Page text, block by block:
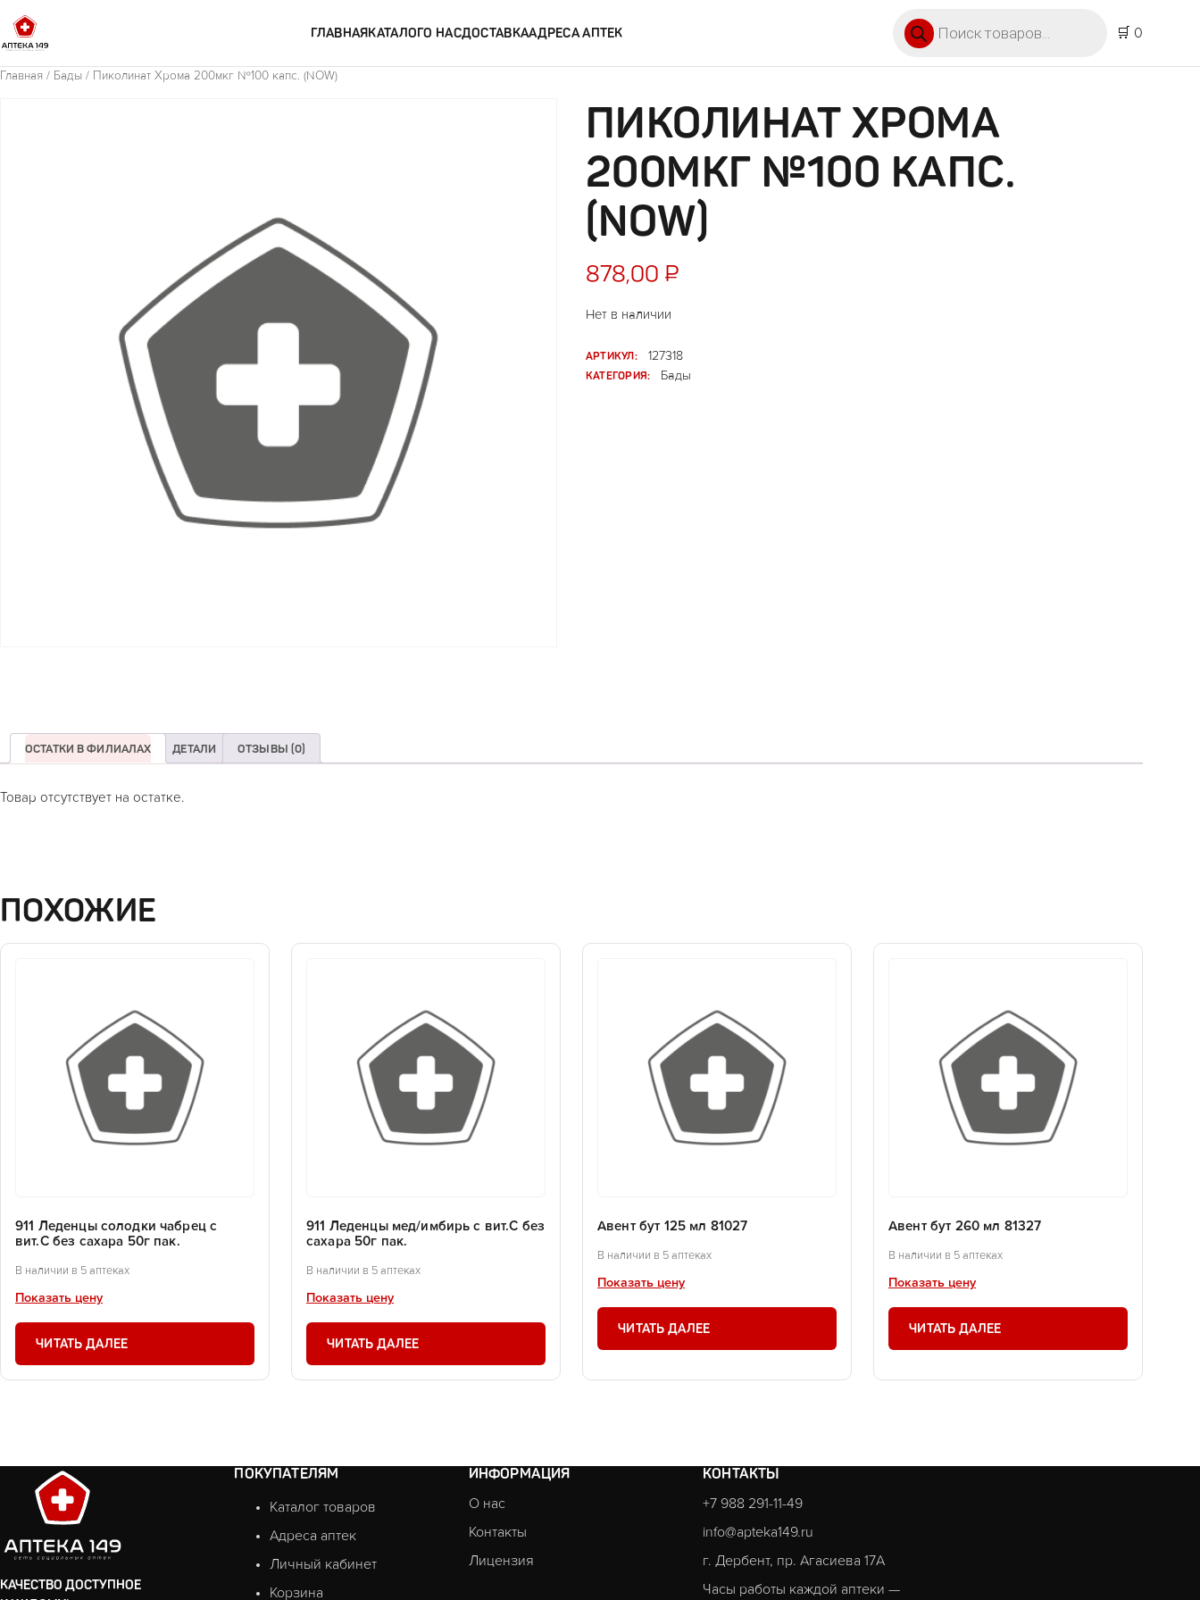
ГЛАВНАЯКАТАЛОГО НАСДОСТАВКААДРЕСА АПТЕК
🛒 0
Главная / Бады / Пиколинат Хрома 200мкг №100 капс. (NOW)
ПИКОЛИНАТ ХРОМА
200МКГ №100 КАПС.
(NOW)
878,00 ₽
Нет в наличии
АРТИКУЛ:
127318
КАТЕГОРИЯ:
Бады
ОСТАТКИ В ФИЛИАЛАХ ДЕТАЛИ ОТЗЫВЫ (0)
Товар отсутствует на остатке.
ПОХОЖИЕ
911 Леденцы солодки чабрец с
вит.С без сахара 50г пак.
В наличии в 5 аптеках
Показать цену
ЧИТАТЬ ДАЛЕЕ
911 Леденцы мед/имбирь с вит.С без
сахара 50г пак.
В наличии в 5 аптеках
Показать цену
ЧИТАТЬ ДАЛЕЕ
Авент бут 125 мл 81027
В наличии в 5 аптеках
Показать цену
ЧИТАТЬ ДАЛЕЕ
Авент бут 260 мл 81327
В наличии в 5 аптеках
Показать цену
ЧИТАТЬ ДАЛЕЕ
КАЧЕСТВО ДОСТУПНОЕ
ПОКУПАТЕЛЯМ
Каталог товаров
Адреса аптек
Личный кабинет
Корзина
ИНФОРМАЦИЯ
О нас
Контакты
Лицензия
КОНТАКТЫ
+7 988 291-11-49
info@apteka149.ru
г. Дербент, пр. Агасиева 17А
Часы работы каждой аптеки —